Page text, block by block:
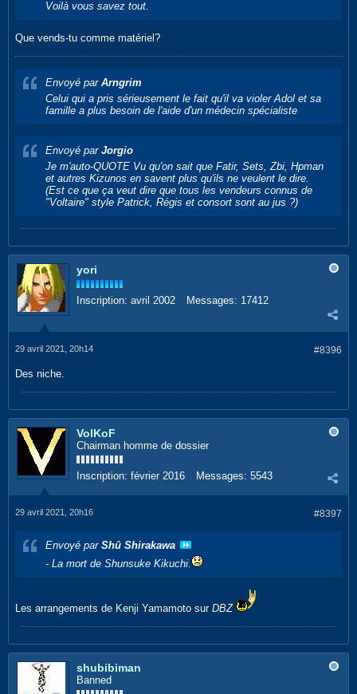
Voilà vous savez tout.
Que vends-tu comme matériel?
Envoyé par Arngrim
Celui qui a pris sérieusement le fait qu'il va violer Adol et sa
famille a plus besoin de l'aide d'un médecin spécialiste
Envoyé par Jorgio
Je m'auto-QUOTE Vu qu'on sait que Fatir, Sets, Zbi, Hpman
et autres Kizunos en savent plus qu'ils ne veulent le dire.
(Est ce que ça veut dire que tous les vendeurs connus de
"Voltaire" style Patrick, Régis et consort sont au jus ?)
yori
Inscription: avril 2002 Messages: 17412
#8396
29 avril 2021, 20h14
Des niche.
VolKoF
Chairman homme de dossier
Inscription: février 2016 Messages: 5543
#8397
29 avril 2021, 20h16
Envoyé par Shû Shirakawa
- La mort de Shunsuke Kikuchi.
Les arrangements de Kenji Yamamoto sur DBZ
shubibiman
Banned